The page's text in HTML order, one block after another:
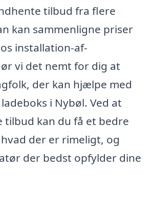
tilbud fra flere
kan sammenligne priser
installation-af-
vi det nemt for dig at
der kan hjælpe med
i Nybøl. Ved at
tilbud kan du få et bedre
der er rimeligt, og
der bedst opfylder dine